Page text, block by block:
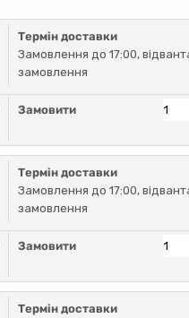
Термін доставки
Замовлення до 17:00,
замовлення
Замовити
Термін доставки
Замовлення до 17:00,
замовлення
Замовити
Термін доставки